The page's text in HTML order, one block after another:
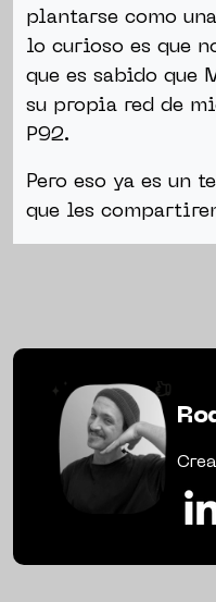
plantarse como
lo curioso es que
que es sabido que
su propia red de
P92.
Pero eso ya es un
que les